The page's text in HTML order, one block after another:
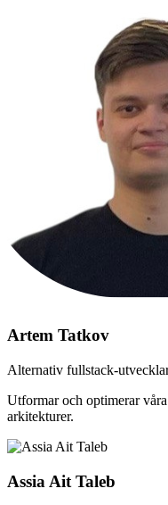
Artem Tatkov
Alternativ fullstack-
Utformar och optimerar
arkitekturer.
Assia Ait Taleb